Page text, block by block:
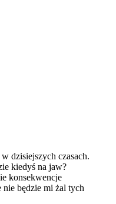
dzisiejszych czasach.
kiedyś na jaw?
konsekwencje
nie będzie mi żal tych